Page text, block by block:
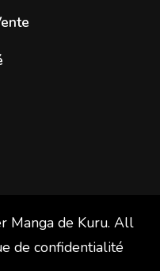
Manga de Kuru. All
de confidentialité